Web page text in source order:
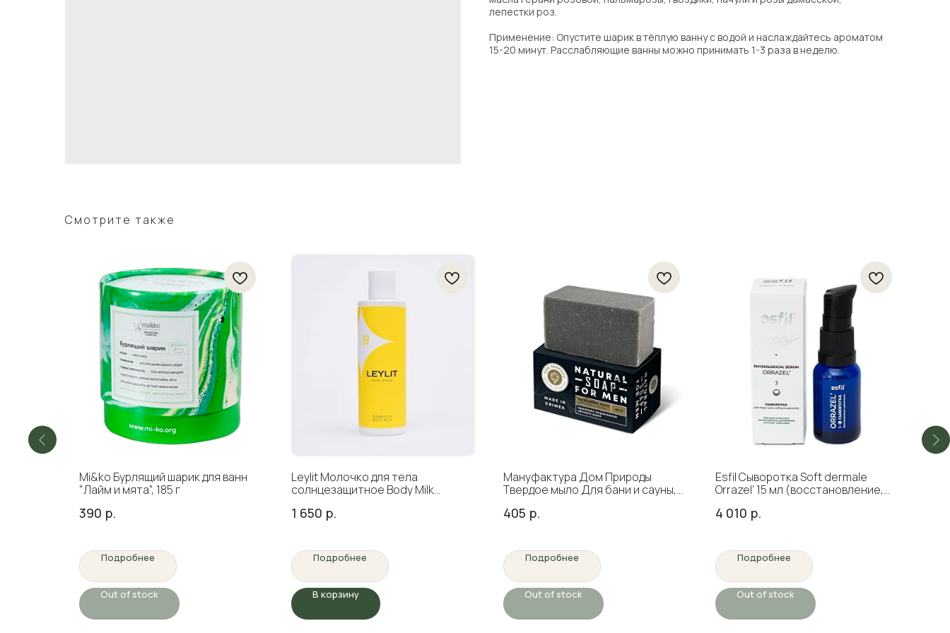
лепестки роз.
Применение: Опустите шарик в тёплую ванну с водой и наслаждайтесь ароматом
15-20 минут. Расслабляющие ванны можно принимать 1-3 раза в неделю.
Смотрите также
Mi&ko Бурлящий шарик для ванн
"Лайм и мята", 185 г
390 р.
Подробнее
Out of stock
Leylit Молочко для тела
солнцезащитное Body Milk
1 650 р.
Подробнее
В корзину
Мануфактура Дом Природы
Твердое мыло Для бани и сауны,
405 р.
Подробнее
Out of stock
Esfil Сыворотка Soft dermale
Orrazel' 15 мл (восстановление,
4 010 р.
Подробнее
Out of stock